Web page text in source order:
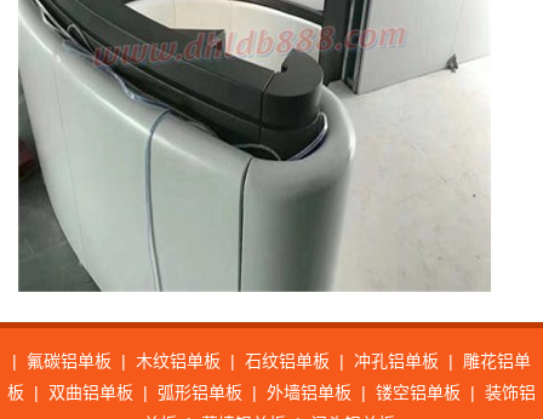
| 氟碳铝单板 | 木纹铝单板 | 石纹铝单板 | 冲孔铝单板 |
雕花铝单
板
| 双曲铝单板 | 弧形铝单板 | 外墙铝单板 | 镂空铝单板 | 装饰铝